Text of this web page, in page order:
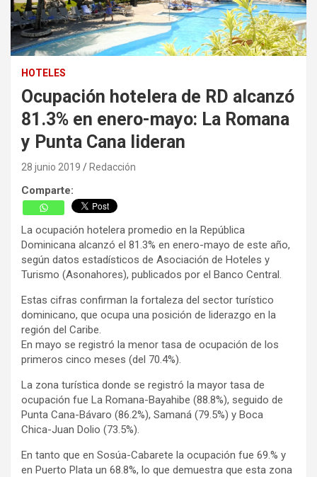
HOTELES
Ocupación hotelera de RD alcanzó
81.3% en enero-mayo: La Romana
y Punta Cana lideran
28 junio 2019 Redacción
Comparte:
La ocupación hotelera promedio en la República
Dominicana alcanzó el 81.3% en enero-mayo de este año,
según datos estadísticos de Asociación de Hoteles y
Turismo (Asonahores), publicados por el Banco Central.
Estas cifras confirman la fortaleza del sector turístico
dominicano, que ocupa una posición de liderazgo en la
región del Caribe.
En mayo se registró la menor tasa de ocupación de los
primeros cinco meses (del 70.4%).
La zona turística donde se registró la mayor tasa de
ocupación fue La Romana-Bayahibe (88.8%), seguido de
Punta Cana-Bávaro (86.2%), Samaná (79.5%) y Boca
Chica-Juan Dolio (73.5%).
En tanto que en Sosúa-Cabarete la ocupación fue 69.% y
en Puerto Plata un 68.8%, lo que demuestra que esta zona